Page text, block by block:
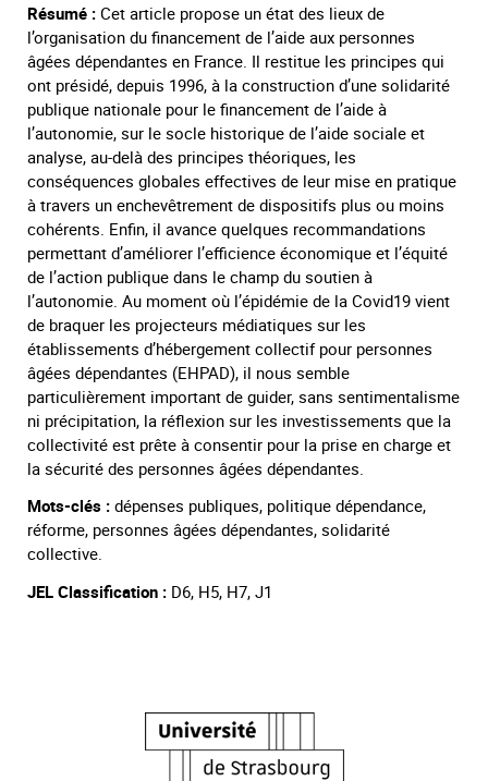
Résumé : Cet article propose un état des lieux de
l’organisation du financement de l’aide aux personnes
âgées dépendantes en France. Il restitue les principes qui
ont présidé, depuis 1996, à la construction d’une solidarité
publique nationale pour le financement de l’aide à
l’autonomie, sur le socle historique de l’aide sociale et
analyse, au-delà des principes théoriques, les
conséquences globales effectives de leur mise en pratique
à travers un enchevêtrement de dispositifs plus ou moins
cohérents. Enfin, il avance quelques recommandations
permettant d’améliorer l’efficience économique et l’équité
de l’action publique dans le champ du soutien à
l’autonomie. Au moment où l’épidémie de la Covid19 vient
de braquer les projecteurs médiatiques sur les
établissements d’hébergement collectif pour personnes
âgées dépendantes (EHPAD), il nous semble
particulièrement important de guider, sans sentimentalisme
ni précipitation, la réflexion sur les investissements que la
collectivité est prête à consentir pour la prise en charge et
la sécurité des personnes âgées dépendantes.
Mots-clés : dépenses publiques, politique dépendance,
réforme, personnes âgées dépendantes, solidarité
collective.
JEL Classification : D6, H5, H7, J1